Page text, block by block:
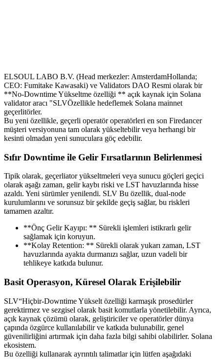
ELSOUL LABO B.V. (Head merkezler: AmsterdamHollanda;
CEO: Fumitake Kawasaki) ve Validators DAO Resmi olarak bir
**No-Downtime Yükseltme özelliği ** açık kaynak için Solana
validator aracı "SLVÖzellikle hedeflemek Solana mainnet
geçerlitörler.
Bu yeni özellikle, geçerli operatör operatörleri en son Firedancer
müşteri versiyonuna tam olarak yükseltebilir veya herhangi bir
kesinti olmadan yeni sunuculara göç edebilir.
Sıfır Downtime ile Gelir Fırsatlarının Belirlenmesi
Tipik olarak, geçerliator yükseltmeleri veya sunucu göçleri geçici
olarak aşağı zaman, gelir kaybı riski ve LST havuzlarında hisse
azaldı. Yeni sürümler yenilendi. SLV Bu özellik, dual-node
kurulumlarını ve sorunsuz bir şekilde geçiş sağlar, bu riskleri
tamamen azaltır.
**Önç Gelir Kayıpı: ** Sürekli işlemleri istikrarlı gelir
sağlamak için koruyun.
**Kolay Retention: ** Sürekli olarak yukarı zaman, LST
havuzlarında ayakta durmanızı sağlar, uzun vadeli bir
tehlikeye katkıda bulunur.
Basit Operasyon, Küresel Olarak Erişilebilir
SLV“Hiçbir-Downtime Yükselt özelliği karmaşık prosedürler
gerektirmez ve sezgisel olarak basit komutlarla yönetilebilir. Ayrıca,
açık kaynak çözümü olarak, geliştiriciler ve operatörler dünya
çapında özgürce kullanılabilir ve katkıda bulunabilir, genel
güvenilirliğini artırmak için daha fazla bilgi sahibi olabilirler. Solana
ekosistem.
Bu özelliği kullanarak ayrıntılı talimatlar için lütfen aşağıdaki